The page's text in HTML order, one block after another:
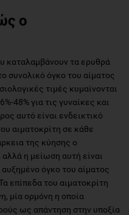
ο
καταλαμβάνουν τα ερυθρά
συνολικό όγκο του αίματος
τιμές κυμαίνονται
48% για τις γυναίκες και
αυτό είναι ενδεικτικό
αιματοκρίτη σε κάθε
της κύησης ο
η μείωση αυτή είναι
όγκο του αίματος
επίπεδα του αιματοκρίτη
μία ορμόνη η οποία
ως απάντηση στην υποξία